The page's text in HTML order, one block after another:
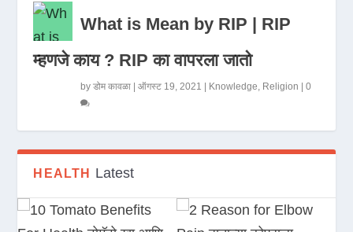
What is Mean by RIP | RIP
म्हणजे काय ? RIP का वापरला जातो
byडोम कावळा |ऑगस्ट 19, 2021 Knowledge, Religion |0
HEALTH Latest